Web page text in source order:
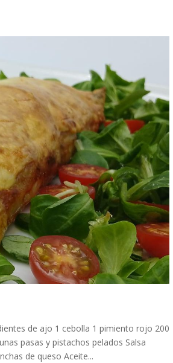
de ajo 1 cebolla 1 pimiento rojo 200
pasas y pistachos pelados Salsa
de queso Aceite...